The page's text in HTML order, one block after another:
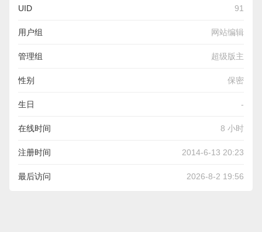
UID 91
用户组 网站编辑
管理组 超级版主
性别 保密
生日 -
在线时间 8 小时
注册时间 2014-6-13 20:23
最后访问 2026-8-2 19:56